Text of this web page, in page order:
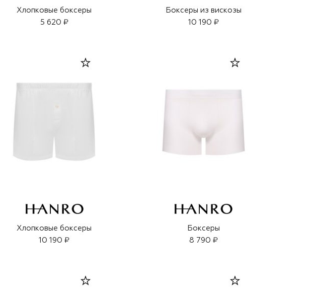
Хлопковые боксеры
5 620 ₽
Боксеры из вискозы
10 190 ₽
Хлопковые боксеры
10 190 ₽
Боксеры
8 790 ₽